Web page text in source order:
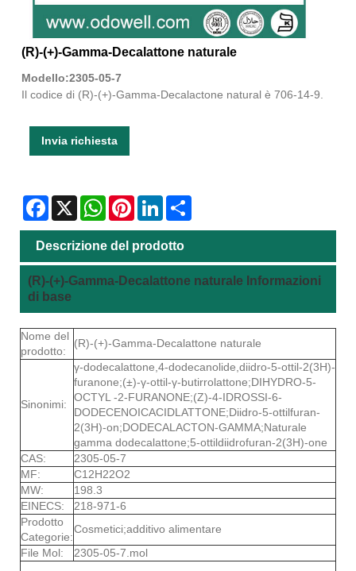
(R)-(+)-Gamma-Decalattone naturale
Modello:2305-05-7
Il codice di (R)-(+)-Gamma-Decalactone natural è 706-14-9.
Invia richiesta
Facebook
X WhatsAppPinterestLinkedIn
Descrizione del prodotto
(R)-(+)-Gamma-Decalattone naturale Informazioni
di base
Nome del
prodotto:
(R)-(+)-Gamma-Decalattone naturale
Sinonimi:
γ-dodecalattone,4-dodecanolide,diidro-5-ottil-2(3H)-
furanone;(±)-γ-ottil-γ-butirrolattone;DIHYDRO-5-
OCTYL -2-FURANONE;(Z)-4-IDROSSI-6-
DODECENOICACIDLATTONE;Diidro-5-ottilfuran-
2(3H)-on;DODECALACTON-GAMMA;Naturale
gamma dodecalattone;5-ottildiidrofuran-2(3H)-one
CAS:
2305-05-7
MF:
C12H22O2
MW:
198.3
EINECS:
218-971-6
Prodotto
Categorie:
Cosmetici;additivo alimentare
File Mol:
2305-05-7.mol